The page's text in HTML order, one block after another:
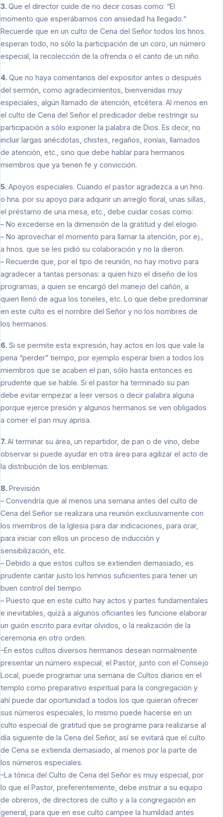
3. Que el director cuide de no decir cosas como: “El
momento que esperábamos con ansiedad ha llegado.“
Recuerde que en un culto de Cena del Señor todos los hnos.
esperan todo, no sólo la participación de un coro, un número
especial, la recolección de la ofrenda o el canto de un niño.
4. Que no haya comentarios del expositor antes o después
del sermón, como agradecimientos, bienvenidas muy
especiales, algún llamado de atención, etcétera. Al menos en
el culto de Cena del Señor el predicador debe restringir su
participación a sólo exponer la palabra de Dios. Es decir, no
incluir largas anécdotas, chistes, regaños, ironías, llamados
de atención, etc., sino que debe hablar para hermanos
miembros que ya tienen fe y convicción.
5. Apoyos especiales. Cuando el pastor agradezca a un hno.
o hna. por su apoyo para adquirir un arreglo floral, unas sillas,
el préstamo de una mesa, etc., debe cuidar cosas como:
– No excederse en la dimensión de la gratitud y del elogio.
– No aprovechar el momento para llamar la atención, por ej.,
a hnos. que se les pidió su colaboración y no la dieron.
– Recuerde que, por el tipo de reunión, no hay motivo para
agradecer a tantas personas: a quien hizo el diseño de los
programas, a quien se encargó del manejo del cañón, a
quien llenó de agua los toneles, etc. Lo que debe predominar
en este culto es el nombre del Señor y no los nombres de
los hermanos.
6. Si se permite esta expresión, hay actos en los que vale la
pena “perder” tiempo, por ejemplo esperar bien a todos los
miembros que se acaben el pan, sólo hasta entonces es
prudente que se hable. Si el pastor ha terminado su pan
debe evitar empezar a leer versos o decir palabra alguna
porque ejerce presión y algunos hermanos se ven obligados
a comer el pan muy aprisa.
7. Al terminar su área, un repartidor, de pan o de vino, debe
observar si puede ayudar en otra área para agilizar el acto de
la distribución de los emblemas.
8. Previsión
– Convendría que al menos una semana antes del culto de
Cena del Señor se realizara una reunión exclusivamente con
los miembros de la Iglesia para dar indicaciones, para orar,
para iniciar con ellos un proceso de inducción y
sensibilización, etc.
– Debido a que estos cultos se extienden demasiado, es
prudente cantar justo los himnos suficientes para tener un
buen control del tiempo.
– Puesto que en este culto hay actos y partes fundamentales
e inevitables, quizá a algunos oficiantes les funcione elaborar
un guión escrito para evitar olvidos, o la realización de la
ceremonia en otro orden.
–En estos cultos diversos hermanos desean normalmente
presentar un número especial; el Pastor, junto con el Consejo
Local, puede programar una semana de Cultos diarios en el
templo como preparativo espiritual para la congregación y
ahí puede dar oportunidad a todos los que quieran ofrecer
sus números especiales, lo mismo puede hacerse en un
culto especial de gratitud que se programe para realizarse al
día siguiente de la Cena del Señor, así se evitará que el culto
de Cena se extienda demasiado, al menos por la parte de
los números especiales.
–La tónica del Culto de Cena del Señor es muy especial, por
lo que el Pastor, preferentemente, debe instruir a su equipo
de obreros, de directores de culto y a la congregación en
general, para que en ese culto campee la humildad antes